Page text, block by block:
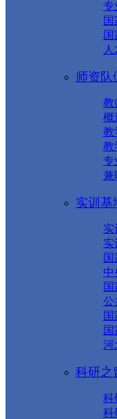
专
师资队
教
概
教
教
专
兼
实训基
实
实
中
公
河
科研之
科
科